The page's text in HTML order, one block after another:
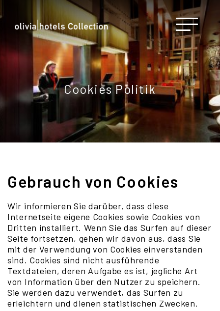
Cookies Politik
Gebrauch von Cookies
Wir informieren Sie darüber, dass diese
Internetseite eigene Cookies sowie Cookies von
Dritten installiert. Wenn Sie das Surfen auf dieser
Seite fortsetzen, gehen wir davon aus, dass Sie
mit der Verwendung von Cookies einverstanden
sind. Cookies sind nicht ausführende
Textdateien, deren Aufgabe es ist, jegliche Art
von Information über den Nutzer zu speichern.
Sie werden dazu verwendet, das Surfen zu
erleichtern und dienen statistischen Zwecken.